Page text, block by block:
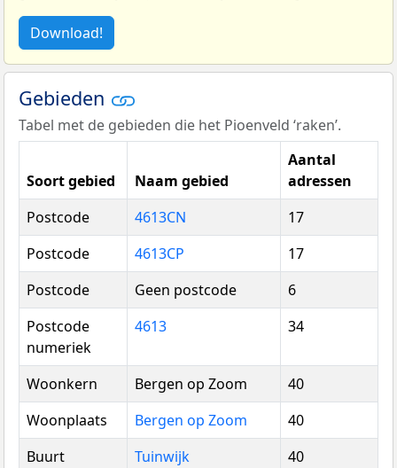
Download!
Gebieden
Tabel met de gebieden die het Pioenveld ‘raken’.
Soort gebied Naam gebied
Aantal
adressen
Postcode
4613CN
17
Postcode
4613CP
17
Postcode
Geen postcode
6
Postcode
numeriek
4613 34
Woonkern Bergen op Zoom
40
Woonplaats
Bergen op Zoom
40
Buurt
Tuinwijk
40